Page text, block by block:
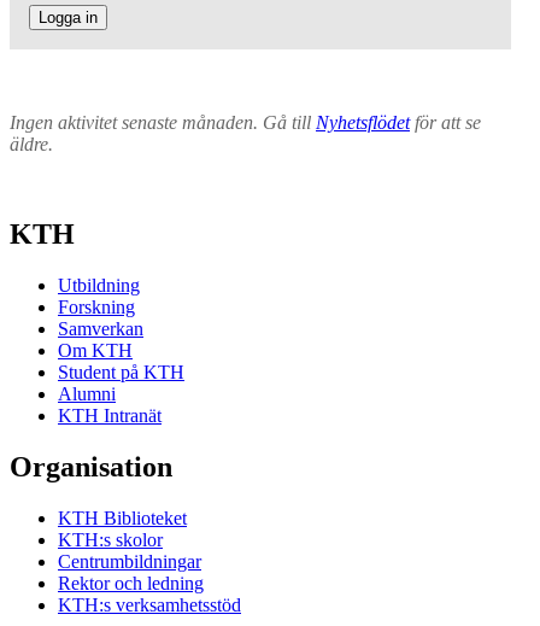
Logga in
Ingen aktivitet senaste månaden. Gå till Nyhetsflödetför att se
äldre.
KTH
Utbildning
Forskning
Samverkan
Om KTH
Student på KTH
Alumni
KTH Intranät
Organisation
KTH Biblioteket
KTH:s skolor
Centrumbildningar
Rektor och ledning
KTH:s verksamhetsstöd